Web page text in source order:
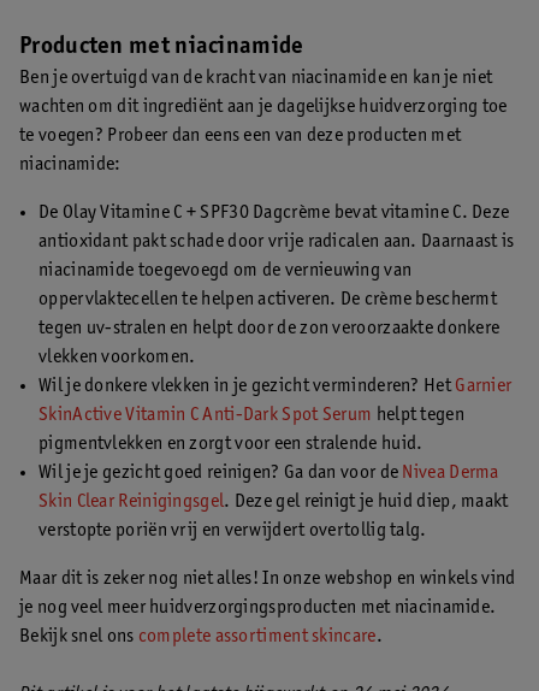
Producten met niacinamide
Ben je overtuigd van de kracht van niacinamide en kan je niet
wachten om dit ingrediënt aan je dagelijkse huidverzorging toe
te voegen? Probeer dan eens een van deze producten met
niacinamide:
De Olay Vitamine C + SPF30 Dagcrème bevat vitamine C. Deze
antioxidant pakt schade door vrije radicalen aan. Daarnaast is
niacinamide toegevoegd om de vernieuwing van
oppervlaktecellen te helpen activeren. De crème beschermt
tegen uv-stralen en helpt door de zon veroorzaakte donkere
vlekken voorkomen.
Wil je donkere vlekken in je gezicht verminderen? HetGarnier
SkinActive Vitamin C Anti-Dark Spot Serum helpt tegen
pigmentvlekken en zorgt voor een stralende huid.
Wil je je gezicht goed reinigen? Ga dan voor de Nivea Derma
Skin Clear Reinigingsgel. Deze gel reinigt je huid diep, maakt
verstopte poriën vrij en verwijdert overtollig talg.
Maar dit is zeker nog niet alles! In onze webshop en winkels vind
je nog veel meer huidverzorgingsproducten met niacinamide.
Bekijk snel ons complete assortiment skincare.